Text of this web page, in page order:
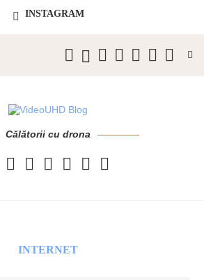
INSTAGRAM
Călătorii cu drona
INTERNET